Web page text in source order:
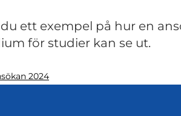
du ett exempel på hur en
för studier kan se ut.
2024